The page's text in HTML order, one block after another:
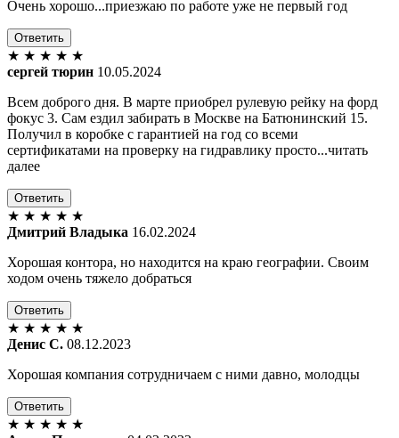
Очень хорошо...приезжаю по работе уже не первый год
Ответить
★ ★ ★ ★ ★
сергей тюрин 10.05.2024
Всем доброго дня. В марте приобрел рулевую рейку на форд
фокус 3. Сам ездил забирать в Москве на Батюнинский 15.
Получил в коробке с гарантией на год со всеми
сертификатами на проверку на гидравлику просто...читать
далее
Ответить
★ ★ ★ ★ ★
Дмитрий Владыка 16.02.2024
Хорошая контора, но находится на краю географии. Своим
ходом очень тяжело добраться
Ответить
★ ★ ★ ★ ★
Денис С. 08.12.2023
Хорошая компания сотрудничаем с ними давно, молодцы
Ответить
★ ★ ★ ★ ★